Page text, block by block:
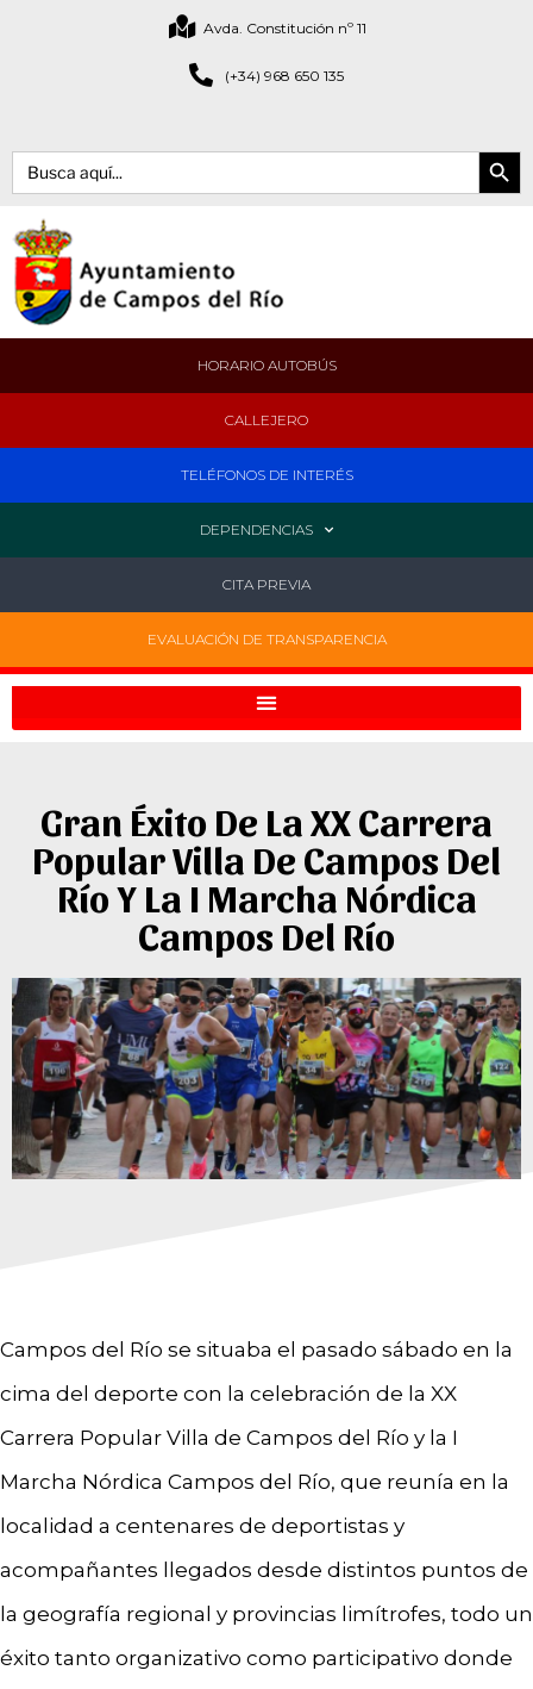
Avda. Constitución nº 11
(+34) 968 650 135
Buscar: Botón de
HORARIO AUTOBÚS
CALLEJERO
TELÉFONOS DE INTERÉS
DEPENDENCIAS
CITA PREVIA
EVALUACIÓN DE TRANSPARENCIA
Gran Éxito De La XX Carrera
Popular Villa De Campos Del
Río Y La I Marcha Nórdica
Campos Del Río
Campos del Río se situaba el pasado sábado en la
cima del deporte con la celebración de la XX
Carrera Popular Villa de Campos del Río y la I
Marcha Nórdica Campos del Río, que reunía en la
localidad a centenares de deportistas y
acompañantes llegados desde distintos puntos de
la geografía regional y provincias limítrofes, todo un
éxito tanto organizativo como participativo donde